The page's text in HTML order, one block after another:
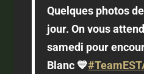
Quelques photos
jour. On vous
samedi pour
Blanc 💙